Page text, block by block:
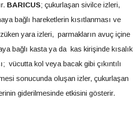
BARICUS; çukurlaşan sivilce izleri,
bağlı hareketlerin kısıtlanması ve
yara izleri, parmakların avuç içine
bağlı kasta ya da kas kirişinde kısalık
vücutta kol veya bacak gibi çıkıntılı
sonucunda oluşan izler, çukurlaşan
giderilmesinde etkisini gösterir.